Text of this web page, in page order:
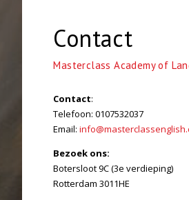
Contact
Masterclass Academy of
Contact:
Telefoon: 0107532037
Email:
Bezoek ons:
Botersloot 9C (3e verdieping)
Rotterdam 3011HE